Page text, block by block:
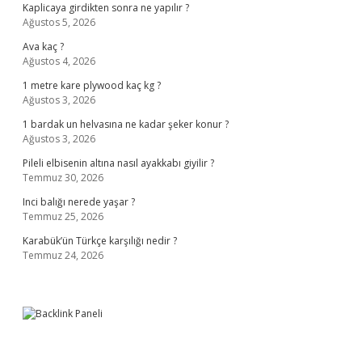
Kaplicaya girdikten sonra ne yapılır ?
Ağustos 5, 2026
Ava kaç ?
Ağustos 4, 2026
1 metre kare plywood kaç kg ?
Ağustos 3, 2026
1 bardak un helvasına ne kadar şeker konur ?
Ağustos 3, 2026
Pileli elbisenin altına nasıl ayakkabı giyilir ?
Temmuz 30, 2026
Inci balığı nerede yaşar ?
Temmuz 25, 2026
Karabük’ün Türkçe karşılığı nedir ?
Temmuz 24, 2026